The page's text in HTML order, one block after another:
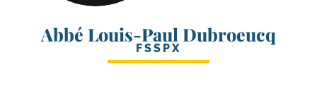
Abbé Louis-Paul Dubroeucq
FSSPX